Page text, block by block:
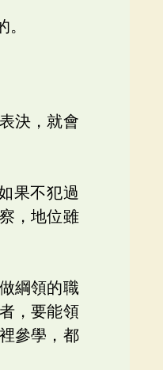
決，就會
果不犯過
，地位雖
綱領的職
，要能領
參學，都